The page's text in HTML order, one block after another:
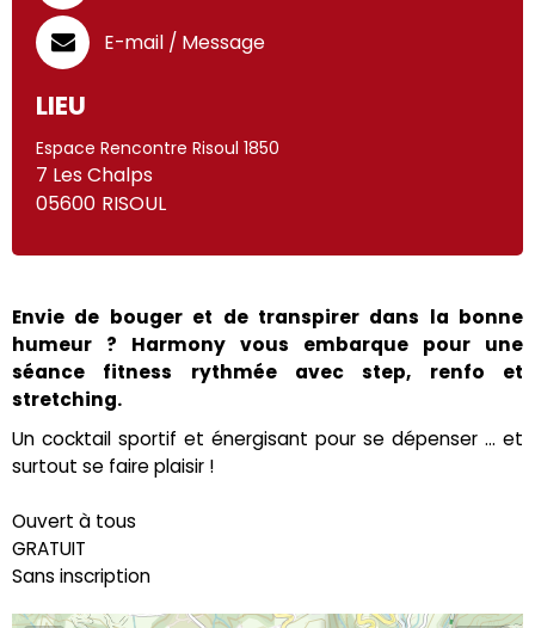
E-mail / Message
LIEU
Espace Rencontre Risoul 1850
7 Les Chalps
05600 RISOUL
Envie de bouger et de transpirer dans la bonne
humeur ? Harmony vous embarque pour une
séance fitness rythmée avec step, renfo et
stretching.
Un cocktail sportif et énergisant pour se dépenser ... et
surtout se faire plaisir !
Ouvert à tous
GRATUIT
Sans inscription